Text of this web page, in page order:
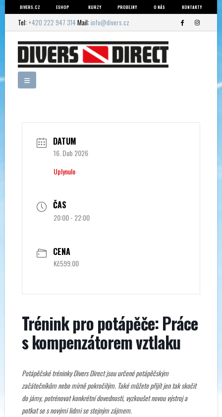
DIVERS.CZ ESHOP KURZY PRODEJNY O NÁS KONTAKTY
Tel: +420 222 947 314Mail:info@divers.cz
DATUM
16. Dub 2026
Uplynulo
ČAS
20:00 - 22:00
CENA
Kč599.00
Trénink pro potápěče: Práce
s kompenzátorem vztlaku
Potápěčské tréninky Divers Direct jsou určené potápěčským
začátečníkům nebo mírně pokročilým. Také můžete přijít jen tak skočit
do jámy, potrénovat konkrétní dovednosti, vyzkoušet novou výstroj a
potkat se s novými lidmi se stejným zájmem.